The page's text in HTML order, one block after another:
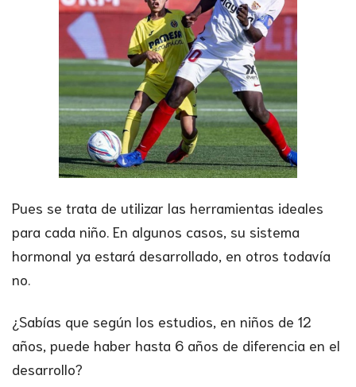
Pues se trata de utilizar las herramientas ideales
para cada niño. En algunos casos, su sistema
hormonal ya estará desarrollado, en otros todavía
no.
¿Sabías que según los estudios, en niños de 12
años, puede haber hasta 6 años de diferencia en el
desarrollo?